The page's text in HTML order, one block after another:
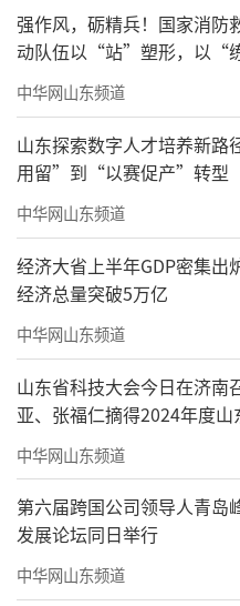
们以优美娴熟的舞姿
韵，舞出了当代中国
我的祖国》一吟一咏
以诗化的语言赞美了
达了对民族复兴的美
诗节目之间的木管合
长笛重奏《卡门印象
旋律，令全场观众热
是大型歌伴舞《祝福
宏歌舞完美融合、相
十人的合唱团，在一
映衬下，纵情唱出了
旋律和时代强音，
声，将晚会气氛推向
强作风，砺精兵！国家消防
动队伍以“站”塑形，以“
中华网山东频道
山东探索数字人才培养新
用留”到“以赛促产”转型
中华网山东频道
经济大省上半年GDP密集出
经济总量突破5万亿
中华网山东频道
山东省科技大会今日在济南
亚、张福仁摘得2024年度山
奖最高奖！
中华网山东频道
第六届跨国公司领导人青岛
发展论坛同日举行
中华网山东频道